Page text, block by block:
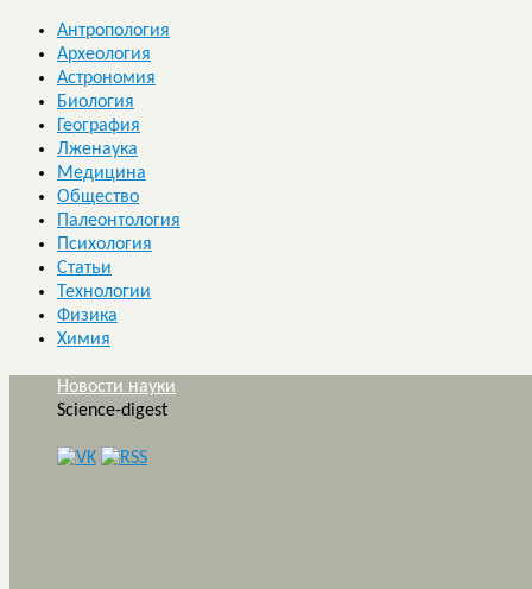
Антропология
Археология
Астрономия
Биология
География
Лженаука
Медицина
Общество
Палеонтология
Психология
Статьи
Технологии
Физика
Химия
Новости науки
Science-digest